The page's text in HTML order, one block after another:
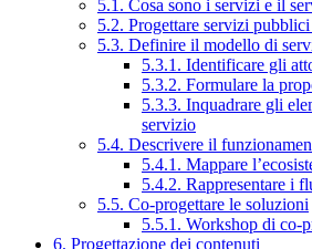
5.1. Cosa sono i servizi e il
5.2. Progettare servizi
5.3. Definire il modello di
5.3.1. Identificare gli
5.3.2. Formulare la
5.3.3. Inquadrare gli
servizio
5.4. Descrivere il
5.4.1. Mappare
5.4.2. Rappresentare i
5.5. Co-progettare le soluzioni
5.5.1. Workshop di co-
6. Progettazione dei contenuti